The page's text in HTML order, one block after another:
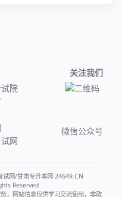
院
网
关注我们
微信公众号
网/甘肃专升本网 24649.CN
Reserved
，网站信息仅供学习交流使用，非政